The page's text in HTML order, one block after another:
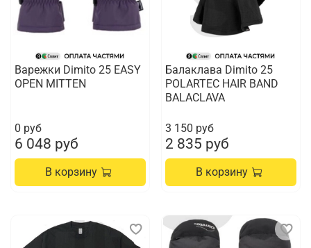
Варежки Dimito 25 EASY
OPEN MITTEN
0 руб
6 048 руб
В корзину
Балаклава Dimito 25
POLARTEC HAIR BAND
BALACLAVA
3 150 руб
2 835 руб
В корзину